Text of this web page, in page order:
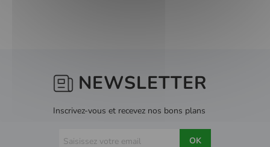
NEWSLETTER
Inscrivez-vous et recevez nos bons plans
OK